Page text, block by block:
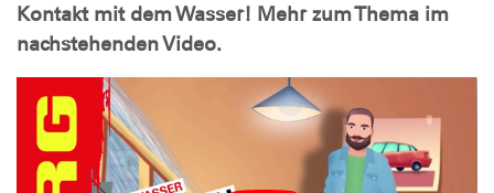
Kontakt mit dem Wasser! Mehr zum Thema im
nachstehenden Video.